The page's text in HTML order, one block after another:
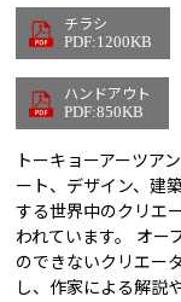
チラシ
PDF:1200KB
ハンドアウト
PDF:850KB
トーキョーアーツア
ート、デザイン、建
する世界中のクリエ
われています。 オー
のできないクリエー
し、作家による解説